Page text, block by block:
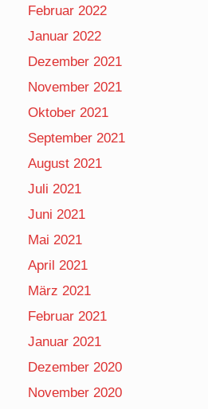
Februar 2022
Januar 2022
Dezember 2021
November 2021
Oktober 2021
September 2021
August 2021
Juli 2021
Juni 2021
Mai 2021
April 2021
März 2021
Februar 2021
Januar 2021
Dezember 2020
November 2020